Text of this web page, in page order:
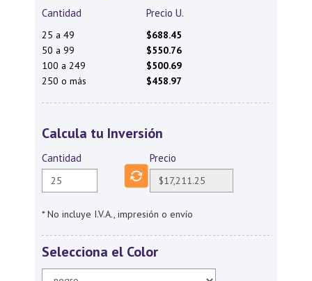
Cantidad Precio U.
25 a 49
$688.45
50 a 99
$550.76
100 a 249
$500.69
250 o más
$458.97
Calcula tu Inversión
Cantidad Precio
* No incluye I.V.A., impresión o envío
Selecciona el Color